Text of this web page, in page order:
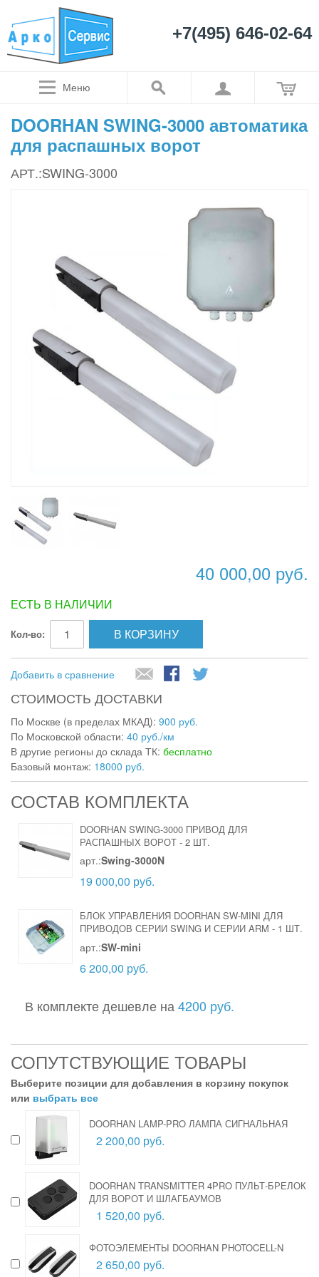
+7(495) 646-02-64
Меню
DOORHAN SWING-3000 автоматика
для распашных ворот
АРТ.:SWING-3000
40 000,00 руб.
ЕСТЬ В НАЛИЧИИ
Кол-во: В КОРЗИНУ
Добавить в сравнение
СТОИМОСТЬ ДОСТАВКИ
По Москве (в пределах МКАД): 900 руб.
По Московской области: 40 руб./км
В другие регионы до склада ТК: бесплатно
Базовый монтаж: 18000 руб.
СОСТАВ КОМПЛЕКТА
DOORHAN SWING-3000 ПРИВОД ДЛЯ
РАСПАШНЫХ ВОРОТ - 2 ШТ.
арт.:Swing-3000N
19 000,00 руб.
БЛОК УПРАВЛЕНИЯ DOORHAN SW-MINI ДЛЯ
ПРИВОДОВ СЕРИИ SWING И СЕРИИ ARM - 1 ШТ.
арт.:SW-mini
6 200,00 руб.
В комплекте дешевле на 4200 руб.
СОПУТСТВУЮЩИЕ ТОВАРЫ
Выберите позиции для добавления в корзину покупок
или выбрать все
DOORHAN LAMP-PRO ЛАМПА СИГНАЛЬНАЯ
2 200,00 руб.
DOORHAN TRANSMITTER 4PRO ПУЛЬТ-БРЕЛОК
ДЛЯ ВОРОТ И ШЛАГБАУМОВ
1 520,00 руб.
ФОТОЭЛЕМЕНТЫ DOORHAN PHOTOCELL-N
2 650,00 руб.